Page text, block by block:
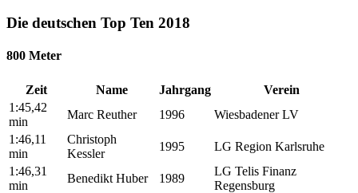
Die deutschen Top Ten 2018
800 Meter
Zeit Name Jahrgang
Verein
1:45,42
min
Marc Reuther 1996
Wiesbadener LV
1:46,11
min
Christoph
Kessler
1995
LG Region Karlsruhe
1:46,31
min
Benedikt Huber 1989
LG Telis Finanz
Regensburg